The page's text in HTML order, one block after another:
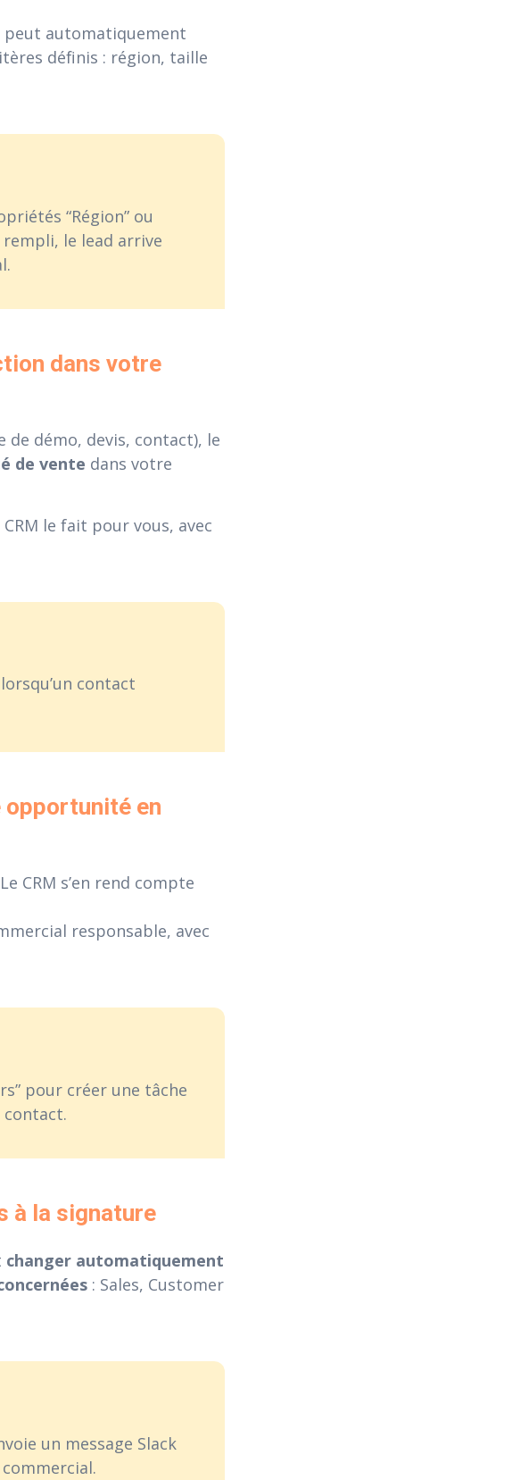
peut automatiquement
définis : région, taille
“Région” ou
rempli, le lead arrive
dans votre
démo, devis, contact), le
de vente dans votre
le fait pour vous, avec
contact
opportunité en
CRM s’en rend compte
responsable, avec
pour créer une tâche
à la signature
changer automatiquement
: Sales, Customer
un message Slack